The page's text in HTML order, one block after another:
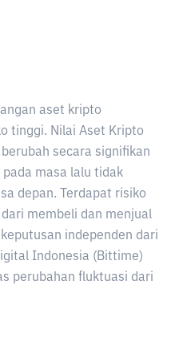
aset kripto
tinggi. Nilai Aset Kripto
secara signifikan
masa lalu tidak
depan. Terdapat risiko
membeli dan menjual
independen dari
Indonesia (Bittime)
perubahan fluktuasi dari